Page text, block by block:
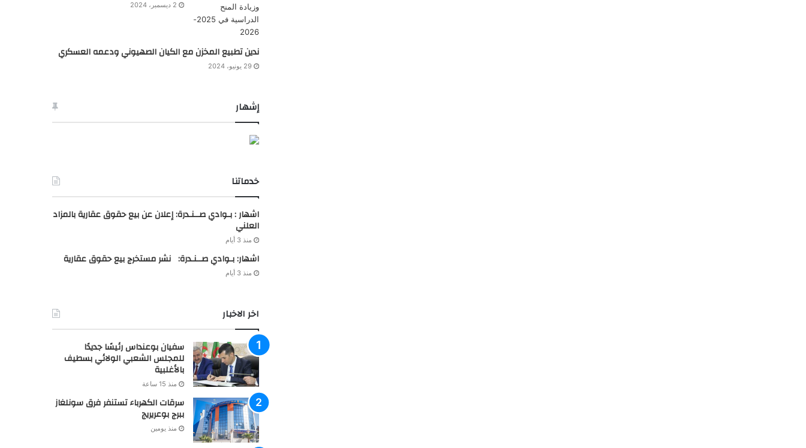
2 ديسمبر، 2024
ندين تطبيع المخزن مع الكيان الصهيوني ودعمه العسكري
29 يونيو، 2024
إشهار
خدماتنا
اشهار : بـوادي صــنـدرة: إعلان عن بيع حقوق عقارية بالمزاد
العلني
منذ 3 أيام
اشهار: بـوادي صــنـدرة: نشر مستخرج بيع حقوق عقارية
منذ 3 أيام
اخر الاخبار
سفيان بوعنداس رئيسًا جديدًا
للمجلس الشعبي الولائي بسطيف
بالأغلبية
منذ 15 ساعة
سرقات الكهرباء تستنفر فرق سونلغاز
ببرج بوعريريج
منذ يومين